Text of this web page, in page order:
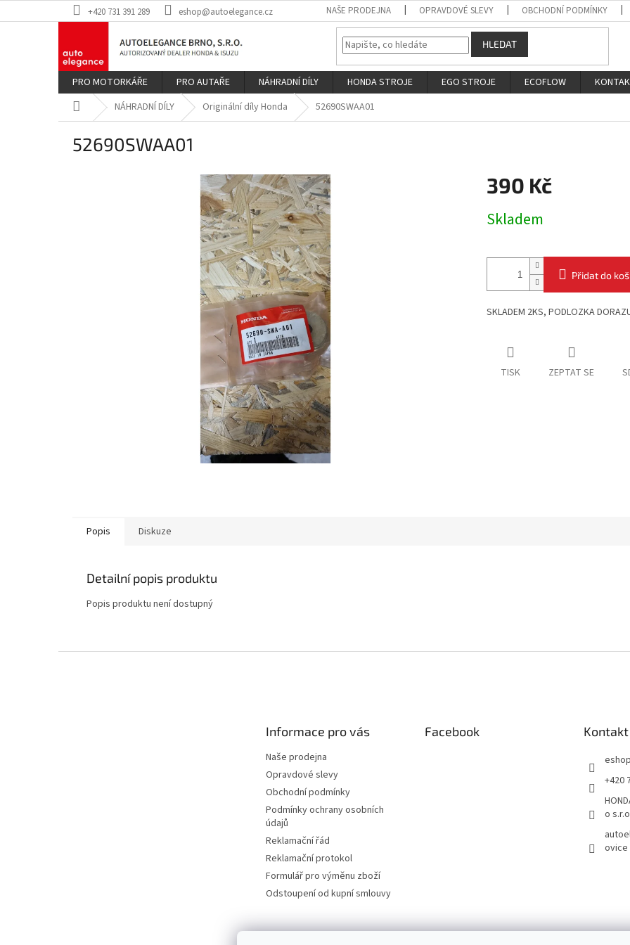
na
+420 731 391 289 eshop@autoelegance.cz NAŠE PRODEJNA OPRAVDOVÉ SLEVY OBCHODNÍ PODMÍNKY
HLEDAT
PRO MOTORKÁŘE PRO AUTAŘE NÁHRADNÍ DÍLY HONDA STROJE EGO STROJE ECOFLOW
Domů NÁHRADNÍ DÍLY Originální díly Honda 52690SWAA01
52690SWAA01
390 Kč
cena:
Skladem
Přidat do
SKLADEM 2KS, PODLOZKA
TISK ZEPTAT SE
Popis Diskuze
Detailní popis produktu
Popis produktu není dostupný
Informace pro vás
Naše prodejna
Opravdové slevy
Obchodní podmínky
Podmínky ochrany osobních
údajů
Reklamační řád
Reklamační protokol
Formulář pro výměnu zboží
Odstoupení od kupní smlouvy
Facebook Kontakt
eshop
+420
o
ovice